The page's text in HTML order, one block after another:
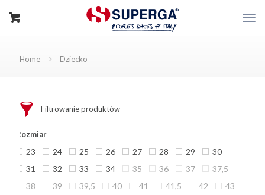
Home Dziecko
Filtrowanie produktów
Rozmiar
23 24 25 26 27 28 29
30
31
32 33 34 35 36 37
37,5
38
39 39,5 40 41 41,5 42
43